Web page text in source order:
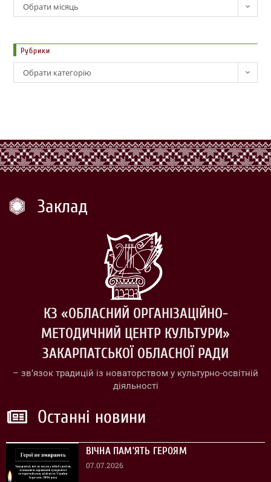
Обрати місяць
Рубрики
Обрати категорію
Заклад
КЗ «ОБЛАСНИЙ ОРГАНІЗАЦІЙНО-
МЕТОДИЧНИЙ ЦЕНТР КУЛЬТУРИ»
ЗАКАРПАТСЬКОЇ ОБЛАСНОЇ РАДИ
– зв’язок традицій із новаторством у культурно-освітній
діяльності
Останні новини
ВІЧНА ПАМ’ЯТЬ ГЕРОЯМ
07.07.2026